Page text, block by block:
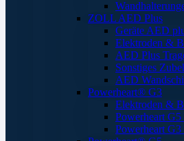
ZOLL AED Plus
Geräte AED
Elektroden &
AED Plus
Sonstiges
AED
Powerheart® G3
Elektroden &
Powerheart G5
Powerheart